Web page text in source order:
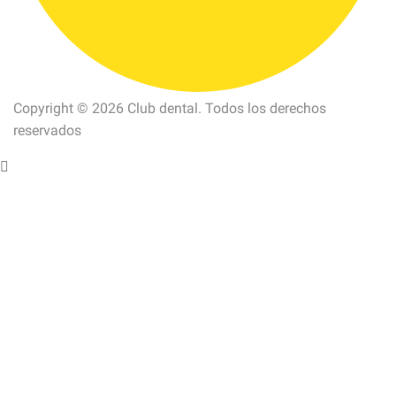
Copyright © 2026 Club dental. Todos los derechos
reservados